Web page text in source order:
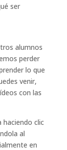
ser
alumnos
perder
lo que
venir,
con las
haciendo clic
al
en